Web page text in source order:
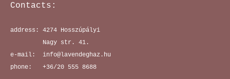
Contacts:
address: 4274 Hosszúpályi
e-mail:  info@lavendeghaz.hu